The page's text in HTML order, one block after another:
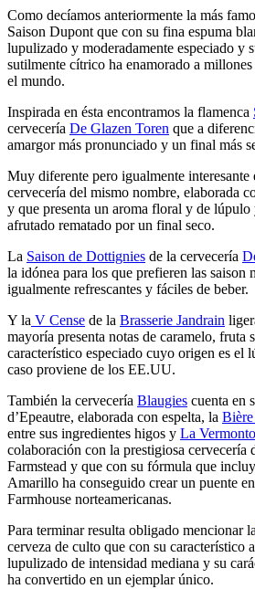
Como decíamos anteriormente la más
Saison Dupont que con su fina espuma
lupulizado y moderadamente especiado y
sutilmente cítrico ha enamorado a
el mundo.
Inspirada en ésta encontramos la flamenca
cervecería De Glazen Toren que a
amargor más pronunciado y un final más
Muy diferente pero igualmente interesante
cervecería del mismo nombre, elaborada
y que presenta un aroma floral y de
afrutado rematado por un final seco.
La Saison de Dottignies de la cervecería
la idónea para los que prefieren las saison
igualmente refrescantes y fáciles de beber.
Y la V Cense de la Brasserie Jandrain
mayoría presenta notas de caramelo, fruta
característico especiado cuyo origen es el
caso proviene de los EE.UU.
También la cervecería Blaugies cuenta en
d’Epeautre, elaborada con espelta, la
entre sus ingredientes higos y La
colaboración con la prestigiosa
Farmstead y que con su fórmula que
Amarillo ha conseguido crear un puente
Farmhouse norteamericanas.
Para terminar resulta obligado mencionar
cerveza de culto que con su característico
lupulizado de intensidad mediana y su
ha convertido en un ejemplar único.